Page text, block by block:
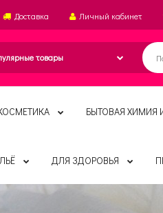
Доставка Личный кабинет
БЫТОВАЯ ХИМИЯ
ДЛЯ ЗДОРОВЬЯ